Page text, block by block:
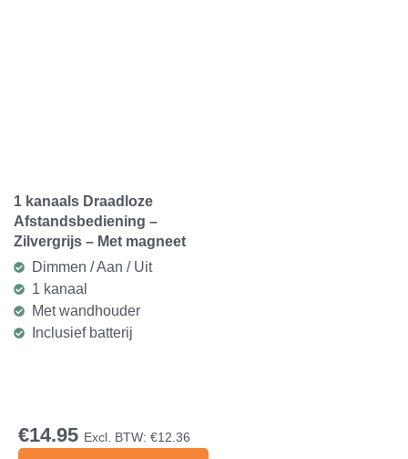
1 kanaals Draadloze
Afstandsbediening –
Zilvergrijs – Met magneet
Dimmen / Aan / Uit
1 kanaal
Met wandhouder
Inclusief batterij
€14.95 Excl. BTW: €12.36